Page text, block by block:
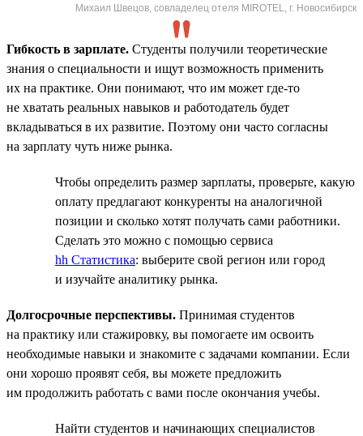
Михаил Швецов, совладелец отеля MIROTEL, г. Новосибирск
Гибкость в зарплате. Студенты получили теоретические
знания о специальности и ищут возможность применить
их на практике. Они понимают, что им может где-то
не хватать реальных навыков и работодатель будет
вкладываться в их развитие. Поэтому они часто согласны
на зарплату чуть ниже рынка.
Чтобы определить размер зарплаты, проверьте, какую
оплату предлагают конкуренты на аналогичной
позиции и сколько хотят получать сами работники.
Сделать это можно с помощью сервиса
hh Статистика: выберите свой регион или город
и изучайте аналитику рынка.
Долгосрочные перспективы. Принимая студентов
на практику или стажировку, вы помогаете им освоить
необходимые навыки и знакомите с задачами компании. Если
они хорошо проявят себя, вы можете предложить
им продолжить работать с вами после окончания учебы.
Найти студентов и начинающих специалистов